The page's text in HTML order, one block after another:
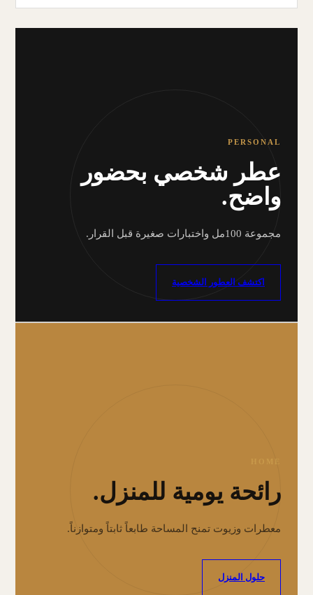
PERSONAL
عطر شخصي بحضور
واضح.
مجموعة 100مل واختبارات صغيرة قبل القرار.
اكتشف العطور الشخصية
HOME
رائحة يومية للمنزل.
معطرات وزيوت تمنح المساحة طابعاً ثابتاً ومتوازناً.
حلول المنزل